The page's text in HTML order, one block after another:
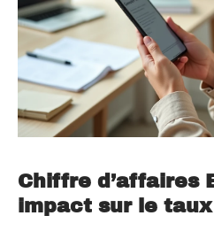
Chiffre d’affaires
impact sur le